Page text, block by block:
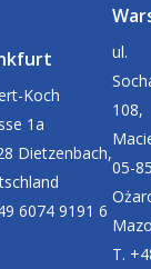
Koch
1a
Dietzenbach,
6074 9191 6
ul.
108,
05-
T.